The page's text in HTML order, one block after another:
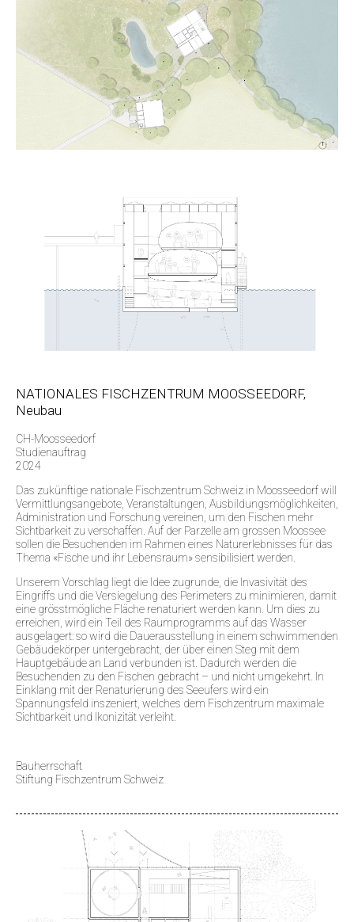
NATIONALES FISCHZENTRUM MOOSSEEDORF,
Neubau
CH-Moosseedorf
Studienauftrag
2024
Das zukünftige nationale Fischzentrum Schweiz in Moosseedorf will
Vermittlungsangebote, Veranstaltungen, Ausbildungsmöglichkeiten,
Administration und Forschung vereinen, um den Fischen mehr
Sichtbarkeit zu verschaffen. Auf der Parzelle am grossen Moossee
sollen die Besuchenden im Rahmen eines Naturerlebnisses für das
Thema «Fische und ihr Lebensraum» sensibilisiert werden.
Unserem Vorschlag liegt die Idee zugrunde, die Invasivität des
Eingriffs und die Versiegelung des Perimeters zu minimieren, damit
eine grösstmögliche Fläche renaturiert werden kann. Um dies zu
erreichen, wird ein Teil des Raumprogramms auf das Wasser
ausgelagert: so wird die Dauerausstellung in einem schwimmenden
Gebäudekörper untergebracht, der über einen Steg mit dem
Hauptgebäude an Land verbunden ist. Dadurch werden die
Besuchenden zu den Fischen gebracht – und nicht umgekehrt. In
Einklang mit der Renaturierung des Seeufers wird ein
Spannungsfeld inszeniert, welches dem Fischzentrum maximale
Sichtbarkeit und Ikonizität verleiht.
Bauherrschaft
Stiftung Fischzentrum Schweiz